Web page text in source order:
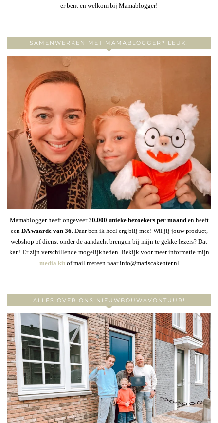
er bent en welkom bij Mamablogger!
SAMENWERKEN MET MAMABLOGGER? LEUK!
Mamablogger heeft ongeveer30.000 unieke bezoekers per maanden heeft
een DA waarde van 36. Daar ben ik heel erg blij mee! Wil jij jouw product,
webshop of dienst onder de aandacht brengen bij mijn te gekke lezers? Dat
kan! Er zijn verschillende mogelijkheden. Bekijk voor meer informatie mijn
media kitof mail meteen naar info@mariscakenter.nl
ALLES OVER ONS NIEUWBOUWAVONTUUR!